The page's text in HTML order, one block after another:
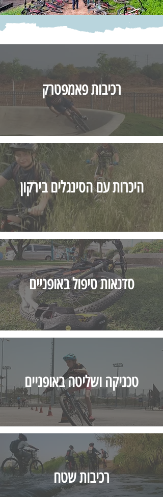
רכיבות פאמפטרק
היכרות עם הסינגלים בירקון
סדנאות טיפול באופניים
טכניקה ושליטה באופניים
רכיבות שטח